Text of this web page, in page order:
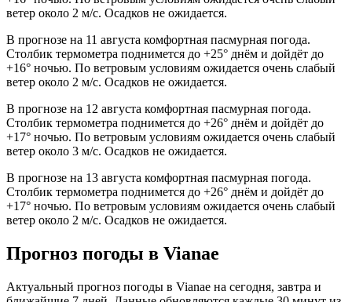
ветер около 2 м/с. Осадков не ожидается.
В прогнозе на 11 августа комфортная пасмурная погода.
Столбик термометра поднимется до +25° днём и дойдёт до
+16° ночью. По ветровым условиям ожидается очень слабый
ветер около 2 м/с. Осадков не ожидается.
В прогнозе на 12 августа комфортная пасмурная погода.
Столбик термометра поднимется до +26° днём и дойдёт до
+17° ночью. По ветровым условиям ожидается очень слабый
ветер около 3 м/с. Осадков не ожидается.
В прогнозе на 13 августа комфортная пасмурная погода.
Столбик термометра поднимется до +26° днём и дойдёт до
+17° ночью. По ветровым условиям ожидается очень слабый
ветер около 2 м/с. Осадков не ожидается.
Прогноз погоды в Vianaе
Актуальный прогноз погоды в Vianaе на сегодня, завтра и